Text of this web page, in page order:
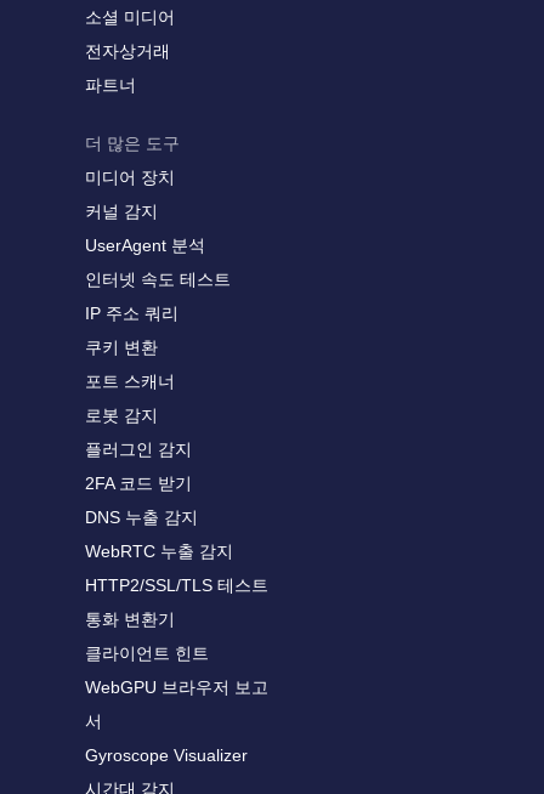
소셜 미디어
전자상거래
파트너
더 많은 도구
미디어 장치
커널 감지
UserAgent 분석
인터넷 속도 테스트
IP 주소 쿼리
쿠키 변환
포트 스캐너
로봇 감지
플러그인 감지
2FA 코드 받기
DNS 누출 감지
WebRTC 누출 감지
HTTP2/SSL/TLS 테스트
통화 변환기
클라이언트 힌트
WebGPU 브라우저 보고
서
Gyroscope Visualizer
시간대 감지